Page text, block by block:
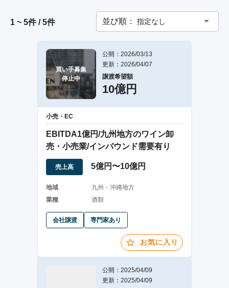
1 ~ 5件 / 5件 並び順： 指定なし
買い手募集
停止中
公開：2026/03/13
更新：2026/04/07
譲渡希望額
10億円
小売・EC
EBITDA1億円/九州地方のワイン卸
売・小売業/インバウンド需要有り
売上高 5億円〜10億円
地域
九州・沖縄地方
業種
酒類
会社譲渡 専門家あり
お気に入り
公開：2025/04/09
更新：2025/04/09